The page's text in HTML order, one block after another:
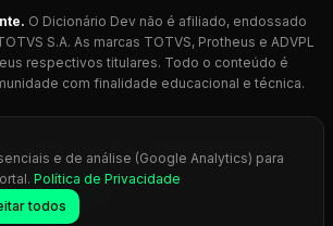
O Dicionário Dev não é afiliado, endossado
S.A. As marcas TOTVS, Protheus e ADVPL
respectivos titulares. Todo o conteúdo é
com finalidade educacional e técnica.
Feito com 💚 para desenvolvedores
Ctrl+K
e de análise (Google Analytics) para
Política de Privacidade
todos